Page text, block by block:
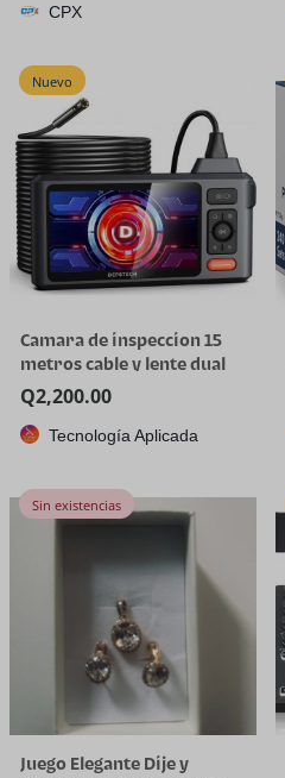
Cargo Liner, Custom Fit for
CPX
Nuevo
Camara de inspeccion 15
metros cable y lente dual
Q2,200.00
Tecnología Aplicada
Sin existencias
Juego Elegante Dije y